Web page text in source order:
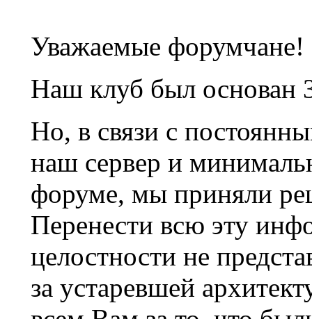
Уважаемые форумчане!
Наш клуб был основан
Но, в связи с
наш сервер и
форуме, мы приняли
Перенести всю эту
целостности не
за устаревшей